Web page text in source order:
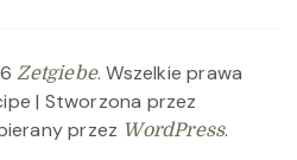
Zetgiebe. Wszelkie prawa
| Stworzona przez
przez WordPress.